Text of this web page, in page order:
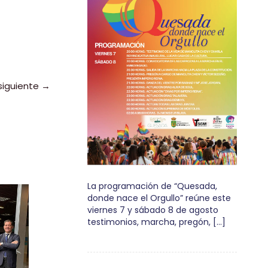
→
La programación de “Quesada,
donde nace el Orgullo” reúne este
viernes 7 y sábado 8 de agosto
testimonios, marcha, pregón, […]